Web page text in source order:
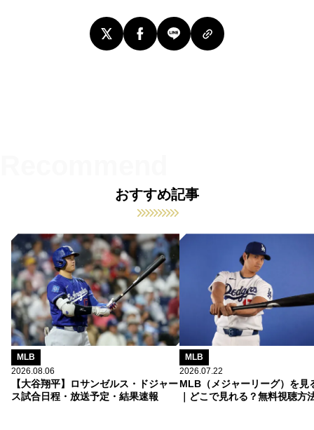
おすすめ記事
MLB
2026.08.06
【大谷翔平】ロサンゼルス・ドジャー
ス試合日程・放送予定・結果速報
MLB
2026.07.22
MLB（メジャーリーグ）を見
｜どこで見れる？無料視聴方